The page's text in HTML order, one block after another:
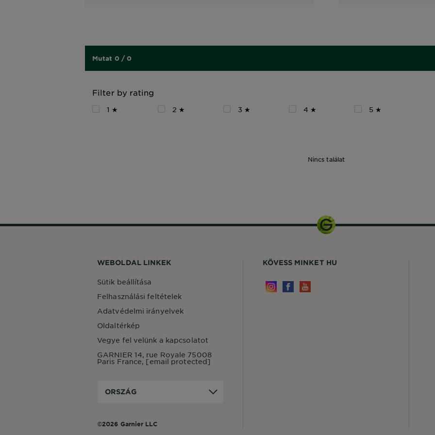
Mutat 0 / 0
Filter by rating
1 ★ 2 ★ 3 ★ 4 ★ 5 ★
Nincs találat
WEBOLDAL LINKEK
Sütik beállítása
Felhasználási feltételek
Adatvédelmi irányelvek
Oldaltérkép
Vegye fel velünk a kapcsolatot
GARNIER 14, rue Royale 75008
Paris France, [email protected]
Ország
ORSZÁG
©2026 Garnier LLC
KÖVESS MINKET HU